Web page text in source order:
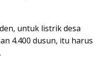
untuk listrik desa
4.400 dusun, itu harus